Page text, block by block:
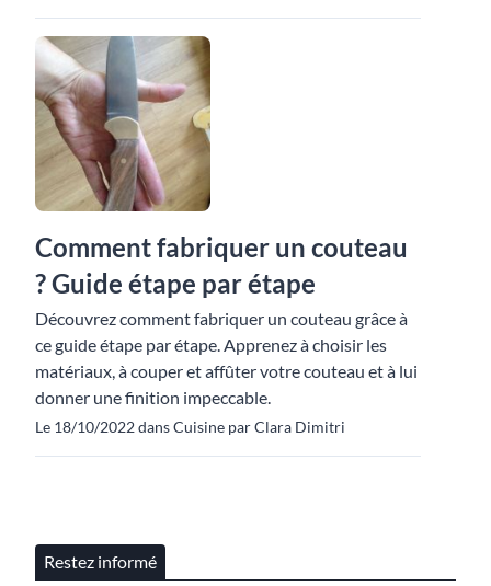
Comment fabriquer un couteau
? Guide étape par étape
Découvrez comment fabriquer un couteau grâce à
ce guide étape par étape. Apprenez à choisir les
matériaux, à couper et affûter votre couteau et à lui
donner une finition impeccable.
Le 18/10/2022 dans Cuisine par Clara Dimitri
Restez informé